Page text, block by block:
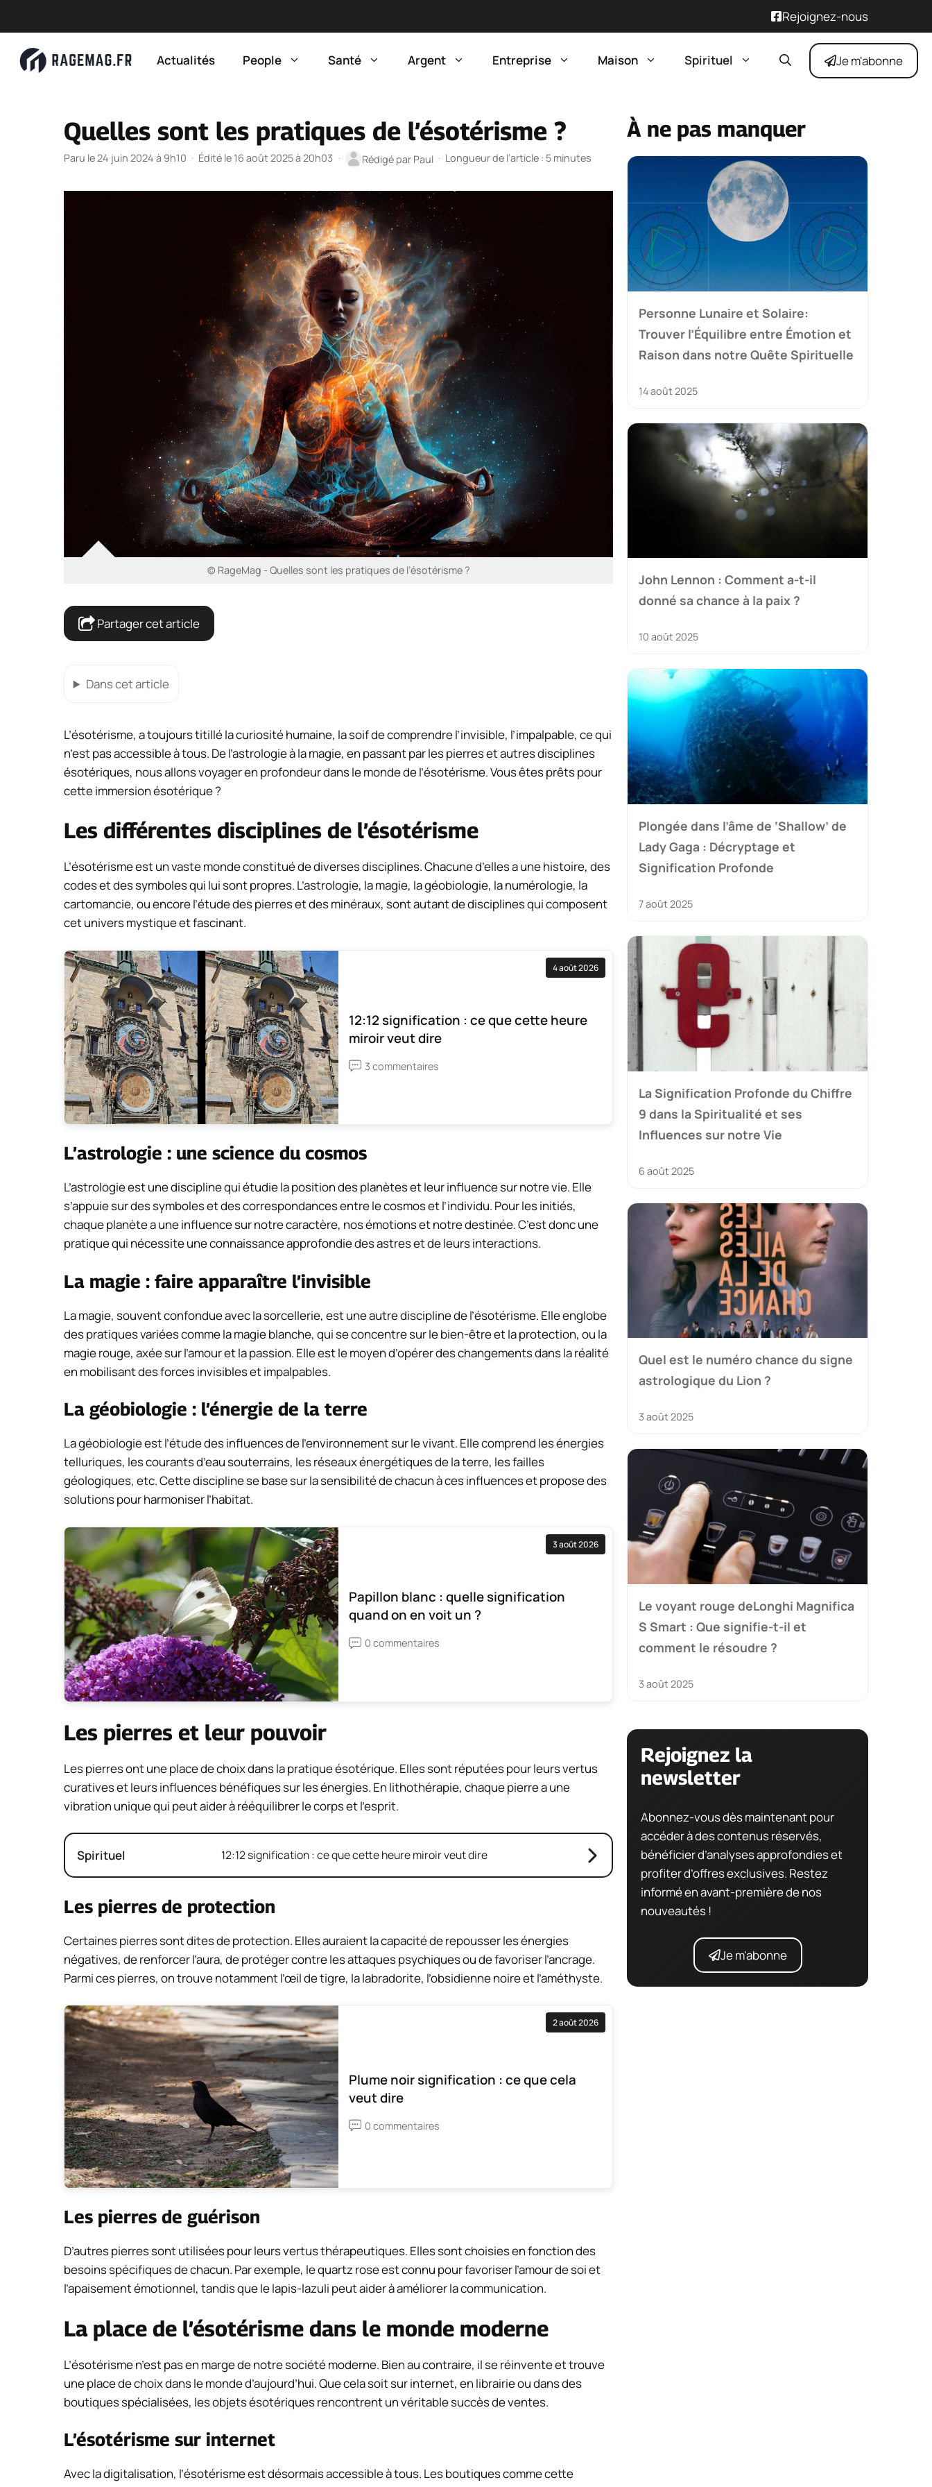
Rejoignez-nous
Actualités People Santé Argent Entreprise Maison Spirituel Je m'abonne
Quelles sont les pratiques de l’ésotérisme ?
Paru le 24 juin 2024 à 9h10 · Édité le 16 août 2025 à 20h03 · Rédigé par Paul · Longueur de l’article : 5 minutes
© RageMag - Quelles sont les pratiques de l’ésotérisme ?
Partager cet article
Dans cet article
L’ésotérisme, a toujours titillé la curiosité humaine, la soif de comprendre l’invisible, l’impalpable, ce qui
n’est pas accessible à tous. De l’astrologie à la magie, en passant par les pierres et autres disciplines
ésotériques, nous allons voyager en profondeur dans le monde de l’ésotérisme. Vous êtes prêts pour
cette immersion ésotérique ?
Les différentes disciplines de l’ésotérisme
L’ésotérisme est un vaste monde constitué de diverses disciplines. Chacune d’elles a une histoire, des
codes et des symboles qui lui sont propres. L’astrologie, la magie, la géobiologie, la numérologie, la
cartomancie, ou encore l’étude des pierres et des minéraux, sont autant de disciplines qui composent
cet univers mystique et fascinant.
4 août 2026
12:12 signification : ce que cette heure
miroir veut dire
3 commentaires
L’astrologie : une science du cosmos
L’astrologie est une discipline qui étudie la position des planètes et leur influence sur notre vie. Elle
s’appuie sur des symboles et des correspondances entre le cosmos et l’individu. Pour les initiés,
chaque planète a une influence sur notre caractère, nos émotions et notre destinée. C’est donc une
pratique qui nécessite une connaissance approfondie des astres et de leurs interactions.
La magie : faire apparaître l’invisible
La magie, souvent confondue avec la sorcellerie, est une autre discipline de l’ésotérisme. Elle englobe
des pratiques variées comme la magie blanche, qui se concentre sur le bien-être et la protection, ou la
magie rouge, axée sur l’amour et la passion. Elle est le moyen d’opérer des changements dans la réalité
en mobilisant des forces invisibles et impalpables.
La géobiologie : l’énergie de la terre
La géobiologie est l’étude des influences de l’environnement sur le vivant. Elle comprend les énergies
telluriques, les courants d’eau souterrains, les réseaux énergétiques de la terre, les failles
géologiques, etc. Cette discipline se base sur la sensibilité de chacun à ces influences et propose des
solutions pour harmoniser l’habitat.
3 août 2026
Papillon blanc : quelle signification
quand on en voit un ?
0 commentaires
Les pierres et leur pouvoir
Les pierres ont une place de choix dans la pratique ésotérique. Elles sont réputées pour leurs vertus
curatives et leurs influences bénéfiques sur les énergies. En lithothérapie, chaque pierre a une
vibration unique qui peut aider à rééquilibrer le corps et l’esprit.
Spirituel 12:12 signification : ce que cette heure miroir veut dire
Les pierres de protection
Certaines pierres sont dites de protection. Elles auraient la capacité de repousser les énergies
négatives, de renforcer l’aura, de protéger contre les attaques psychiques ou de favoriser l’ancrage.
Parmi ces pierres, on trouve notamment l’œil de tigre, la labradorite, l’obsidienne noire et l’améthyste.
2 août 2026
Plume noir signification : ce que cela
veut dire
0 commentaires
Les pierres de guérison
D’autres pierres sont utilisées pour leurs vertus thérapeutiques. Elles sont choisies en fonction des
besoins spécifiques de chacun. Par exemple, le quartz rose est connu pour favoriser l’amour de soi et
l’apaisement émotionnel, tandis que le lapis-lazuli peut aider à améliorer la communication.
La place de l’ésotérisme dans le monde moderne
L’ésotérisme n’est pas en marge de notre société moderne. Bien au contraire, il se réinvente et trouve
une place de choix dans le monde d’aujourd’hui. Que cela soit sur internet, en librairie ou dans des
boutiques spécialisées, les objets ésotériques rencontrent un véritable succès de ventes.
L’ésotérisme sur internet
Avec la digitalisation, l’ésotérisme est désormais accessible à tous. Les boutiques comme cette
À ne pas manquer
Personne Lunaire et Solaire:
Trouver l’Équilibre entre Émotion et
Raison dans notre Quête Spirituelle
14 août 2025
John Lennon : Comment a-t-il
donné sa chance à la paix ?
10 août 2025
Plongée dans l’âme de ‘Shallow’ de
Lady Gaga : Décryptage et
Signification Profonde
7 août 2025
La Signification Profonde du Chiffre
9 dans la Spiritualité et ses
Influences sur notre Vie
6 août 2025
Quel est le numéro chance du signe
astrologique du Lion ?
3 août 2025
Le voyant rouge deLonghi Magnifica
S Smart : Que signifie-t-il et
comment le résoudre ?
3 août 2025
Rejoignez la
newsletter
Abonnez-vous dès maintenant pour
accéder à des contenus réservés,
bénéficier d’analyses approfondies et
profiter d’offres exclusives. Restez
informé en avant-première de nos
nouveautés !
Je m'abonne